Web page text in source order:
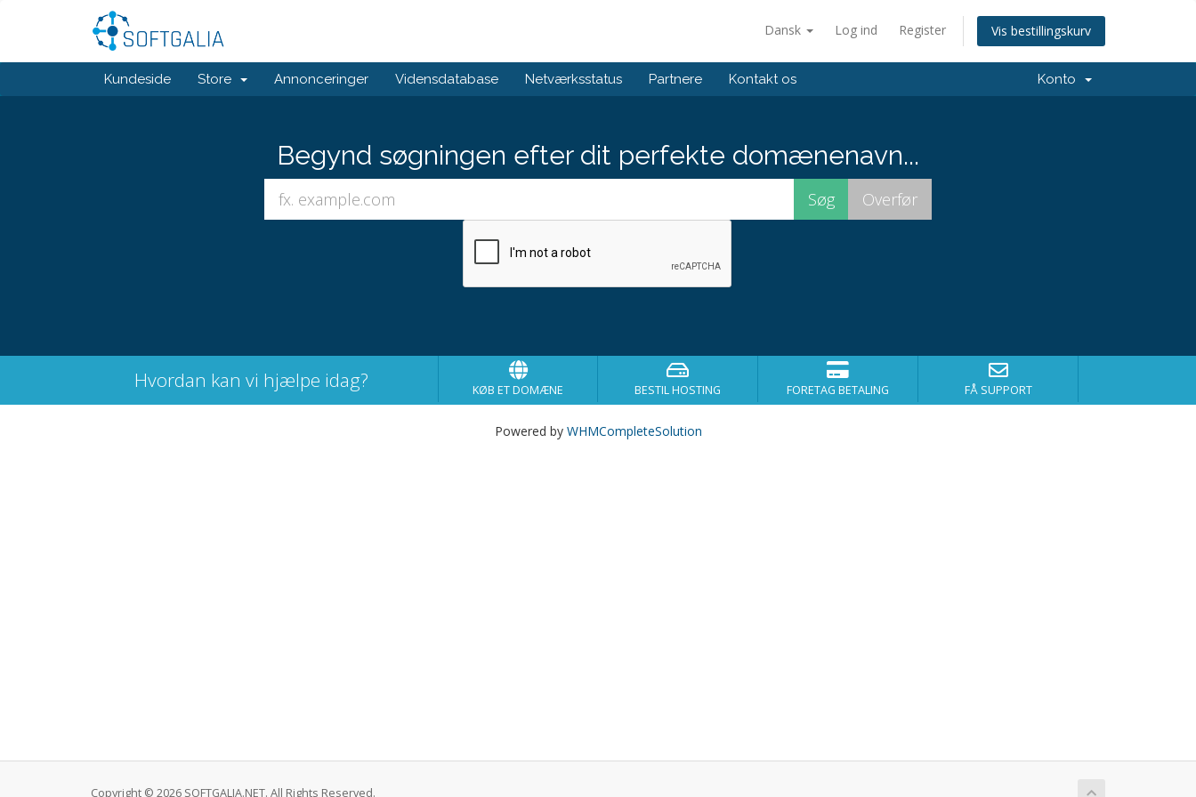
Dansk Log ind Register Vis bestillingskurv
Kundeside Store Annonceringer Vidensdatabase Netværksstatus Partnere Kontakt os Konto
Begynd søgningen efter dit perfekte domænenavn...
Hvordan kan vi hjælpe idag? KØB ET DOMÆNE BESTIL HOSTING FORETAG BETALING FÅ SUPPORT
Powered by WHMCompleteSolution
Copyright © 2026 SOFTGALIA.NET. All Rights Reserved.